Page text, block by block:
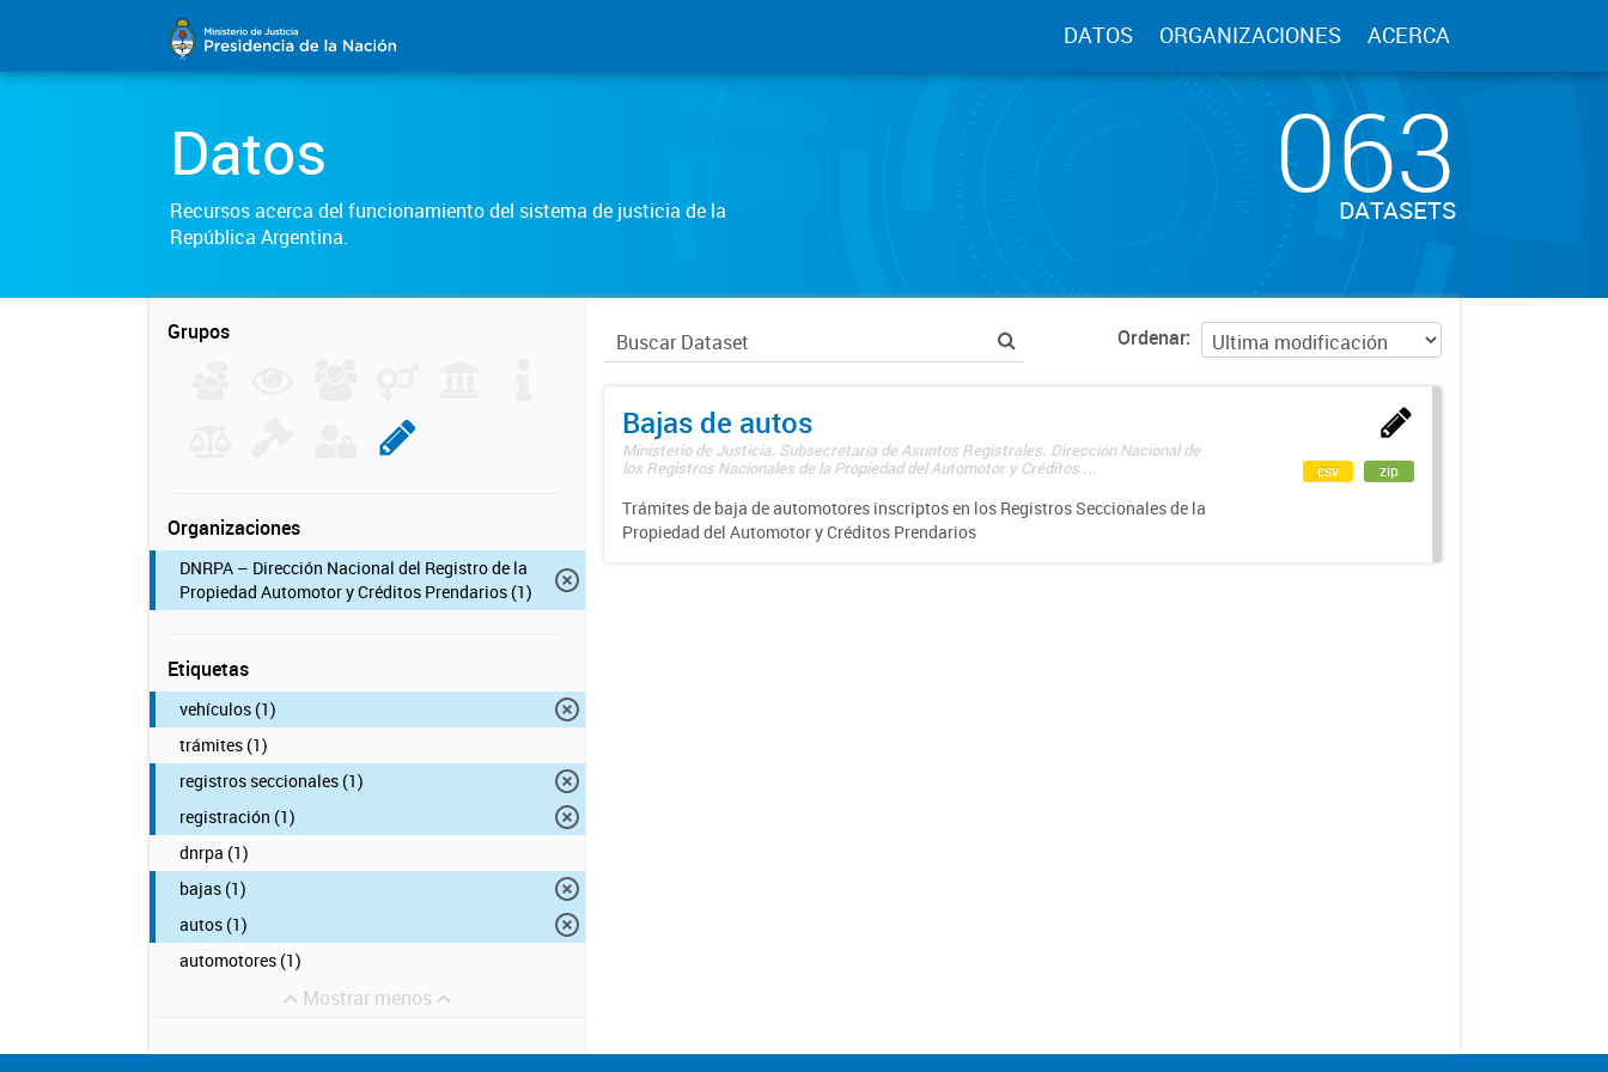
DATOS ORGANIZACIONES ACERCA
Datos
Recursos acerca del funcionamiento del sistema de justicia de la
República Argentina.
063
DATASETS
Grupos
Organizaciones
DNRPA – Dirección Nacional del Registro de la
Propiedad Automotor y Créditos Prendarios (1)
Etiquetas
vehículos (1)
trámites (1)
registros seccionales (1)
registración (1)
dnrpa (1)
bajas (1)
autos (1)
automotores (1)
Mostrar menos
Ordenar
Bajas de autos
Ministerio de Justicia. Subsecretaría de Asuntos Registrales. Dirección Nacional de
los Registros Nacionales de la Propiedad del Automotor y Créditos ...
Trámites de baja de automotores inscriptos en los Registros Seccionales de la
Propiedad del Automotor y Créditos Prendarios
csv zip